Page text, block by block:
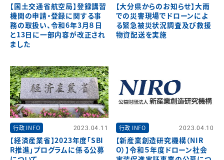
【国土交通省航空局】登録講習
機関の申請・登録に関する事
務の取扱い、令和6年3月８日
と13日に一部内容が改正され
ました
【大分県からのお知らせ】大雨
での災害現場でドローンによ
る緊急被災状況調査及び救援
物資配送を実施
行政 INFO 2023.04.11
【経済産業省】2023年度「SBI
R推進」プログラムに係る公募
行政 INFO 2023.04.10
【新産業創造研究機構（NIR
O）】令和５年度ドローン社会